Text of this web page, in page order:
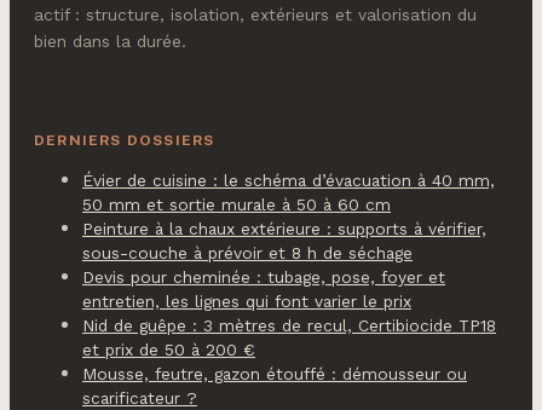
actif : structure, isolation, extérieurs et valorisation du
bien dans la durée.
DERNIERS DOSSIERS
Évier de cuisine : le schéma d’évacuation à 40 mm,
50 mm et sortie murale à 50 à 60 cm
Peinture à la chaux extérieure : supports à vérifier,
sous-couche à prévoir et 8 h de séchage
Devis pour cheminée : tubage, pose, foyer et
entretien, les lignes qui font varier le prix
Nid de guêpe : 3 mètres de recul, Certibiocide TP18
et prix de 50 à 200 €
Mousse, feutre, gazon étouffé : démousseur ou
scarificateur ?